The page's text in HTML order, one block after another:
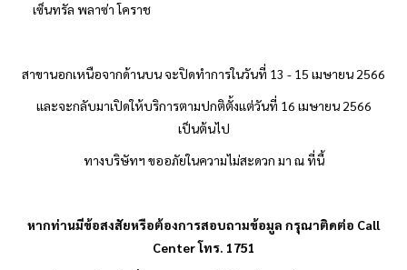
เซ็นทรัล พลาซ่า โคราช
สาขานอกเหนือจากด้านบน จะปิดทำการในวันที่ 13 - 15 เมษายน 2566
และจะกลับมาเปิดให้บริการตามปกติตั้งแต่วันที่ 16 เมษายน 2566
เป็นต้นไป
ทางบริษัทฯ ขออภัยในความไม่สะดวก มา ณ ที่นี้
หากท่านมีข้อสงสัยหรือต้องการสอบถามข้อมูล กรุณาติดต่อ Call
Center โทร. 1751